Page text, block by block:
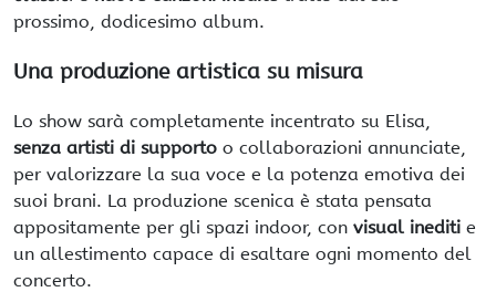
prossimo, dodicesimo album.
Una produzione artistica su misura
Lo show sarà completamente incentrato su Elisa,
senza artisti di supporto o collaborazioni annunciate,
per valorizzare la sua voce e la potenza emotiva dei
suoi brani. La produzione scenica è stata pensata
appositamente per gli spazi indoor, con visual inediti e
un allestimento capace di esaltare ogni momento del
concerto.